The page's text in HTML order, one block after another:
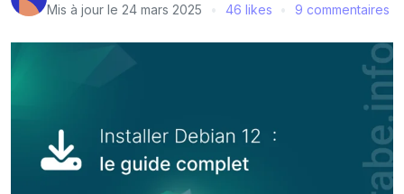
Mis à jour le 24 mars 2025 46 likes 9 commentaires